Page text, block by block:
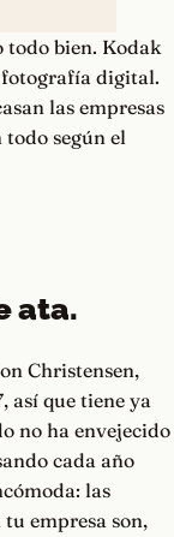
todo bien. Kodak
digital.
las empresas
todo según el
ata.
Christensen,
así que tiene ya
no ha envejecido
cada año
las
empresa son,